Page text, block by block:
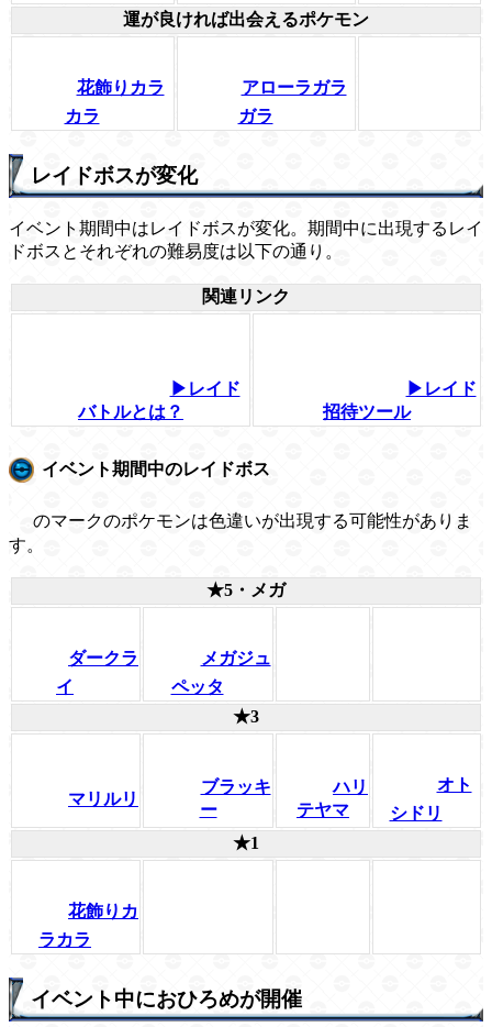
運が良ければ出会えるポケモン
花飾りカラ
カラ
アローラガラ
ガラ
レイドボスが変化
イベント期間中はレイドボスが変化。期間中に出現するレイ
ドボスとそれぞれの難易度は以下の通り。
関連リンク
▶レイド
バトルとは？
▶レイド
招待ツール
イベント期間中のレイドボス
のマークのポケモンは色違いが出現する可能性がありま
す。
★5・メガ
ダークラ
イ
メガジュ
ペッタ
★3
マリルリ
ブラッキ
ー
ハリ
テヤマ
オト
シドリ
★1
花飾りカ
ラカラ
イベント中におひろめが開催